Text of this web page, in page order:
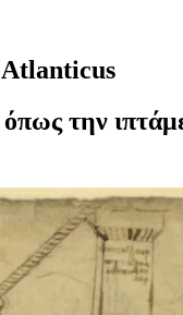
Atlanticus
όπως την